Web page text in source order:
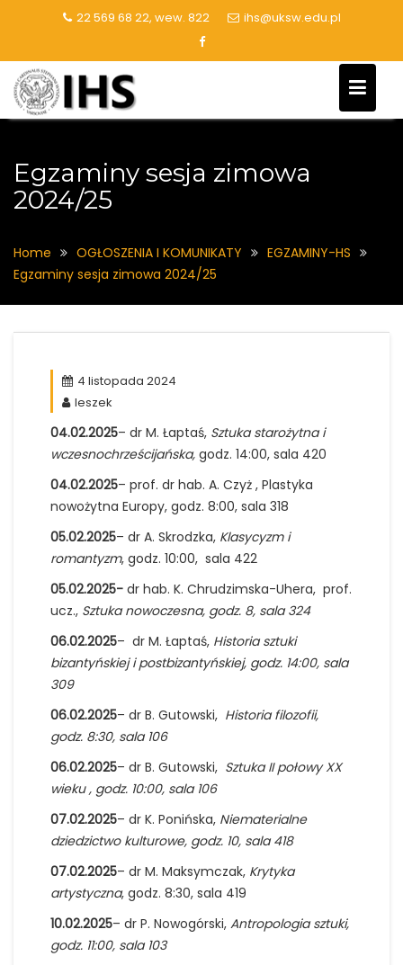
22 569 68 22, wew. 822 ihs@uksw.edu.pl
Egzaminy sesja zimowa
2024/25
Home OGŁOSZENIA I KOMUNIKATY
EGZAMINY-HS
Egzaminy sesja zimowa 2024/25
4 listopada 2024
leszek
04.02.2025– dr M. Łaptaś, Sztuka starożytna i
wczesnochrześcijańska, godz. 14:00, sala 420
04.02.2025– prof. dr hab. A. Czyż , Plastyka
nowożytna Europy, godz. 8:00, sala 318
05.02.2025– dr A. Skrodzka, Klasycyzm i
romantyzm, godz. 10:00, sala 422
05.02.2025- dr hab. K. Chrudzimska-Uhera, prof.
ucz., Sztuka nowoczesna, godz. 8, sala 324
06.02.2025– dr M. Łaptaś, Historia sztuki
bizantyńskiej i postbizantyńskiej, godz. 14:00, sala
309
06.02.2025– dr B. Gutowski, Historia filozofii,
godz. 8:30, sala 106
06.02.2025– dr B. Gutowski, Sztuka II połowy XX
wieku , godz. 10:00, sala 106
07.02.2025– dr K. Ponińska, Niematerialne
dziedzictwo kulturowe, godz. 10, sala 418
07.02.2025– dr M. Maksymczak, Krytyka
artystyczna, godz. 8:30, sala 419
10.02.2025– dr P. Nowogórski, Antropologia sztuki,
godz. 11:00, sala 103